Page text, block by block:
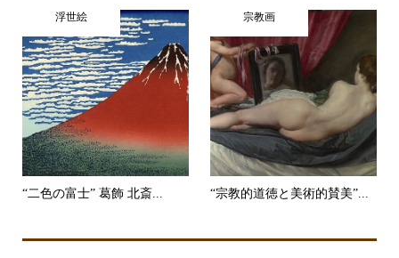
浮世絵
“二色の富士” 葛飾 北斎...
宗教画
“宗教的道徳と美術的賛美”...